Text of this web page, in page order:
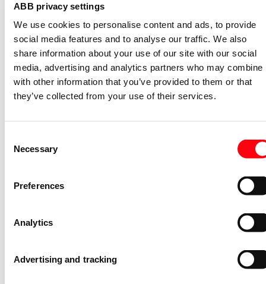
ABB privacy settings
We use cookies to personalise content and ads, to provide
social media features and to analyse our traffic. We also
share information about your use of our site with our social
media, advertising and analytics partners who may combine
with other information that you’ve provided to them or that
they’ve collected from your use of their services.
Selection
Necessary
Preferences
Analytics
Advertising and tracking
voor DS301C verzamelrail
PSc-END
2CDL200331R0003
Niet voorraadhoudend - Courant
Aardlekautomaat System pro M
Aardlekautomaat 1P+N, C Kar, 6A,
Aardlekautomaat 1P+N, B Kar, 13,
Aardlekautomaat System pro M
Aardlekautomaat 1P+N, C Kar, 16A,